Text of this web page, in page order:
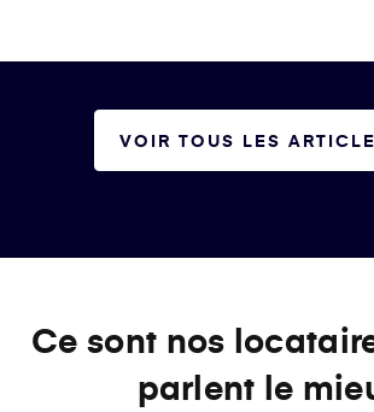
VOIR TOUS LES
Ce sont nos
parlent le